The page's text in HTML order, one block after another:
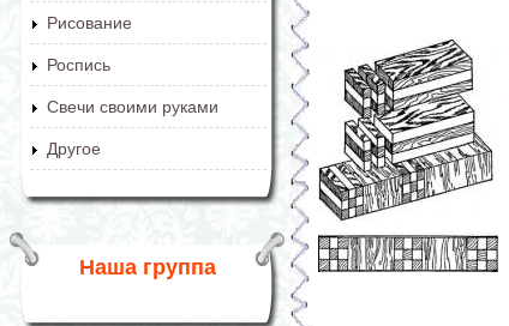
Рисование
Роспись
Свечи своими руками
Другое
Наша группа